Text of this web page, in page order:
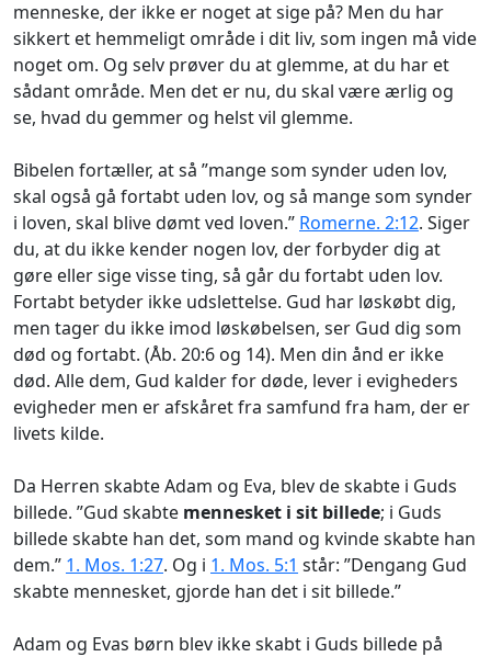
menneske, der ikke er noget at sige på? Men du har
sikkert et hemmeligt område i dit liv, som ingen må vide
noget om. Og selv prøver du at glemme, at du har et
sådant område. Men det er nu, du skal være ærlig og
se, hvad du gemmer og helst vil glemme.
Bibelen fortæller, at så ”mange som synder uden lov,
skal også gå fortabt uden lov, og så mange som synder
i loven, skal blive dømt ved loven.” Romerne. 2:12. Siger
du, at du ikke kender nogen lov, der forbyder dig at
gøre eller sige visse ting, så går du fortabt uden lov.
Fortabt betyder ikke udslettelse. Gud har løskøbt dig,
men tager du ikke imod løskøbelsen, ser Gud dig som
død og fortabt. (Åb. 20:6 og 14). Men din ånd er ikke
død. Alle dem, Gud kalder for døde, lever i evigheders
evigheder men er afskåret fra samfund fra ham, der er
livets kilde.
Da Herren skabte Adam og Eva, blev de skabte i Guds
billede. ”Gud skabte mennesket i sit billede; i Guds
billede skabte han det, som mand og kvinde skabte han
dem.” 1. Mos. 1:27. Og i 1. Mos. 5:1 står: ”Dengang Gud
skabte mennesket, gjorde han det i sit billede.”
Adam og Evas børn blev ikke skabt i Guds billede på